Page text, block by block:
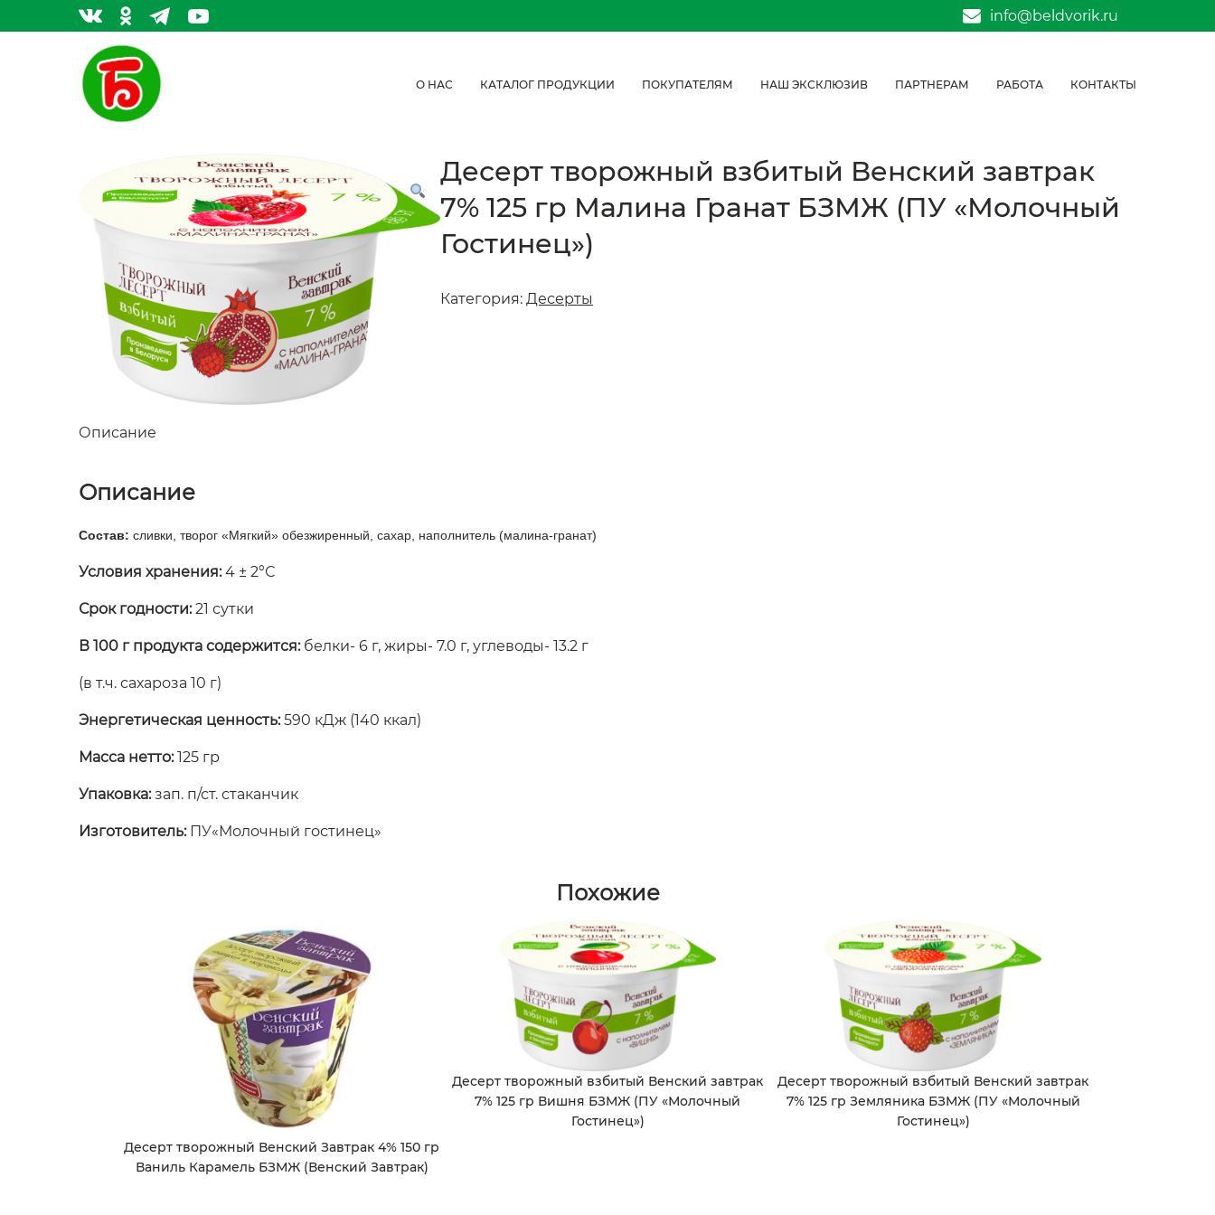
info@beldvorik.ru
О НАС КАТАЛОГ ПРОДУКЦИИ ПОКУПАТЕЛЯМ НАШ ЭКСКЛЮЗИВ ПАРТНЕРАМ РАБОТА КОНТАКТЫ
Десерт творожный взбитый Венский завтрак
7% 125 гр Малина Гранат БЗМЖ (ПУ «Молочный
Гостинец»)
Категория: Десерты
Описание
Описание
Состав: сливки, творог «Мягкий» обезжиренный, сахар, наполнитель (малина-гранат)
Условия хранения:4 ± 2°С
Срок годности:21 сутки
В 100 г продукта содержится:белки- 6 г, жиры- 7.0 г, углеводы- 13.2 г
(в т.ч. сахароза 10 г)
Энергетическая ценность:590 кДж (140 ккал)
Масса нетто:125 гр
Упаковка:зап. п/ст. стаканчик
Изготовитель:ПУ«Молочный гостинец»
Похожие
Десерт творожный Венский Завтрак 4% 150 гр
Ваниль Карамель БЗМЖ (Венский Завтрак)
Десерт творожный взбитый Венский завтрак
7% 125 гр Вишня БЗМЖ (ПУ «Молочный
Гостинец»)
Десерт творожный взбитый Венский завтрак
7% 125 гр Земляника БЗМЖ (ПУ «Молочный
Гостинец»)